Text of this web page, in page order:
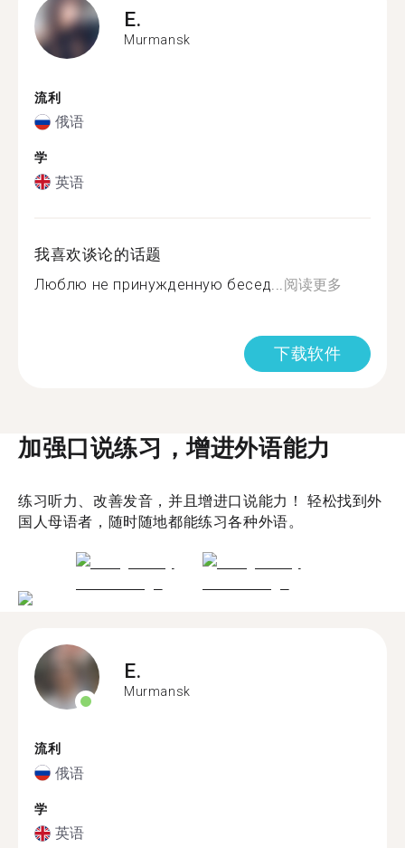
E.
Murmansk
流利
俄语
学
英语
我喜欢谈论的话题
Люблю не принужденную бесед... 阅读更多
下载软件
加强口说练习，增进外语能力
练习听力、改善发音，并且增进口说能力！ 轻松找到外
国人母语者，随时随地都能练习各种外语。
E.
Murmansk
流利
俄语
学
英语